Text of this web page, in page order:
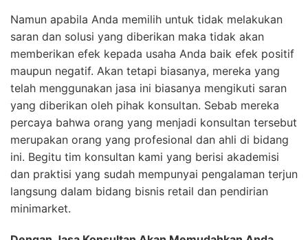
Namun apabila Anda memilih untuk tidak melakukan
saran dan solusi yang diberikan maka tidak akan
memberikan efek kepada usaha Anda baik efek positif
maupun negatif. Akan tetapi biasanya, mereka yang
telah menggunakan jasa ini biasanya mengikuti saran
yang diberikan oleh pihak konsultan. Sebab mereka
percaya bahwa orang yang menjadi konsultan tersebut
merupakan orang yang profesional dan ahli di bidang
ini. Begitu tim konsultan kami yang berisi akademisi
dan praktisi yang sudah mempunyai pengalaman terjun
langsung dalam bidang bisnis retail dan pendirian
minimarket.